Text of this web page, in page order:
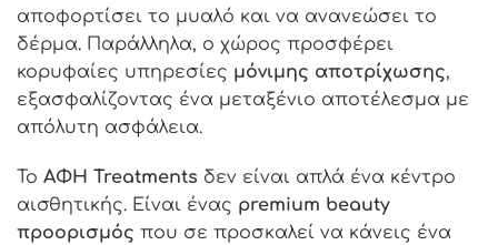
αποφορτίσει το μυαλό και να ανανεώσει το
δέρμα. Παράλληλα, ο χώρος προσφέρει
κορυφαίες υπηρεσίες μόνιμης αποτρίχωσης,
εξασφαλίζοντας ένα μεταξένιο αποτέλεσμα με
απόλυτη ασφάλεια.
Το ΑΦΗ Treatments δεν είναι απλά ένα κέντρο
αισθητικής. Είναι ένας premium beauty
προορισμός που σε προσκαλεί να κάνεις ένα